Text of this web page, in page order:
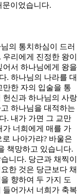
문이었습니다.
의 통치하심이 드러
리에게 진정한 왕이
서 하나님에게 왕을
. 하나님의 나라를 대
한 자의 입술을 통
헌신과 하나님의 사랑
하나님을 대적하는
. 내가 가면 그 교만
가 너희에게 매를 가
나아가랴? 바울은
책망하고 있습니다.
니다. 당근과 채찍이
한 것은 당근보다 채
향하여 두 가지 도
어가서 너희가 축복